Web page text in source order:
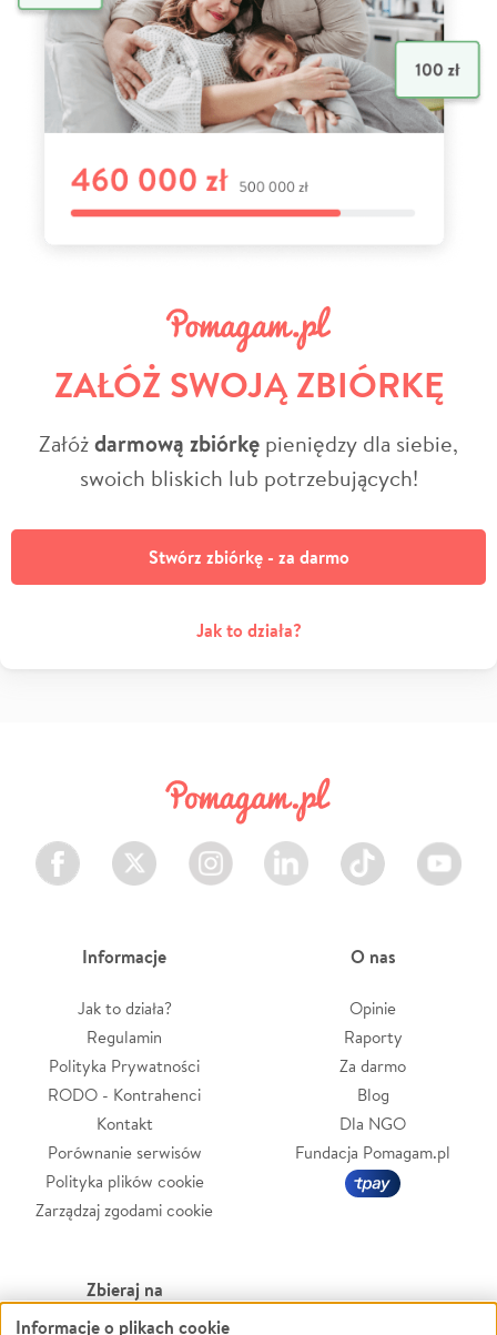
ZAŁÓŻ SWOJĄ ZBIÓRKĘ
Załóżdarmową zbiórkę pieniędzy dla siebie,
swoich bliskich lub potrzebujących!
Stwórz zbiórkę - za darmo
Jak to działa?
Facebook Twitter Instagram LinkedIn TikTok Youtube
Informacje
Jak to działa?
Regulamin
Polityka Prywatności
RODO - Kontrahenci
Kontakt
Porównanie serwisów
Polityka plików cookie
Zarządzaj zgodami cookie
O nas
Opinie
Raporty
Za darmo
Blog
Dla NGO
Fundacja Pomagam.pl
Zbieraj na
Informacje o plikach cookie